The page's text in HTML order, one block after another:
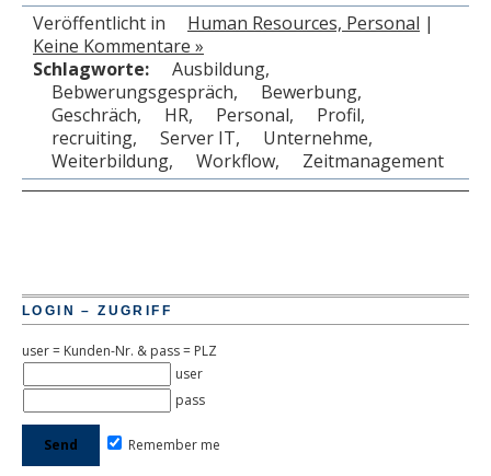
Veröffentlicht in Human Resources, Personal |
Keine Kommentare »
Schlagworte:
Ausbildung,
Bebwerungsgespräch, Bewerbung,
Geschräch, HR, Personal, Profil,
recruiting, Server IT, Unternehme,
Weiterbildung, Workflow, Zeitmanagement
LOGIN – ZUGRIFF
user = Kunden-Nr. & pass = PLZ
user
pass
Remember me